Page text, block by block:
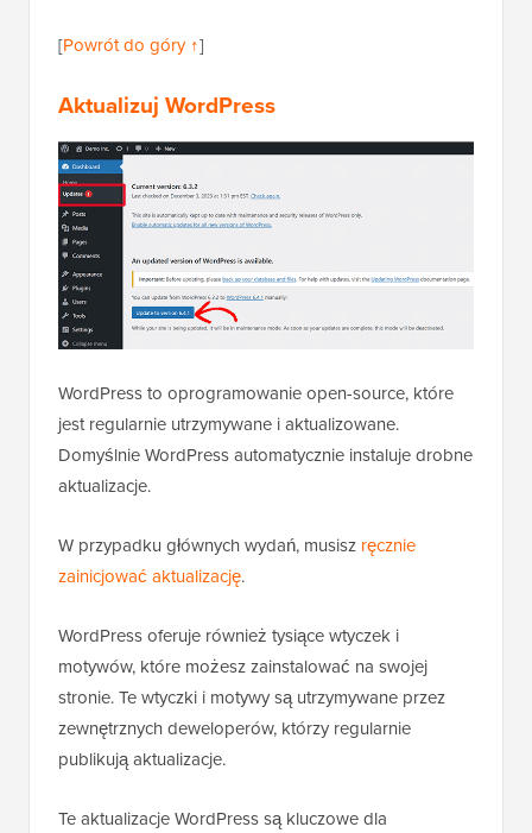
[Powrót do góry ↑]
Aktualizuj WordPress
WordPress to oprogramowanie open-source, które
jest regularnie utrzymywane i aktualizowane.
Domyślnie WordPress automatycznie instaluje drobne
aktualizacje.
W przypadku głównych wydań, musisz ręcznie
zainicjować aktualizację.
WordPress oferuje również tysiące wtyczek i
motywów, które możesz zainstalować na swojej
stronie. Te wtyczki i motywy są utrzymywane przez
zewnętrznych deweloperów, którzy regularnie
publikują aktualizacje.
Te aktualizacje WordPress są kluczowe dla